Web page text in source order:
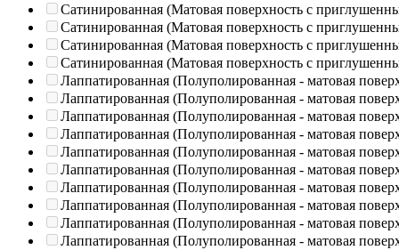
Сатинированная (Матовая поверхность с
Сатинированная (Матовая поверхность с
Сатинированная (Матовая поверхность с
Сатинированная (Матовая поверхность с
Лаппатированная (Полуполированная - матовая
Лаппатированная (Полуполированная - матовая
Лаппатированная (Полуполированная - матовая
Лаппатированная (Полуполированная - матовая
Лаппатированная (Полуполированная - матовая
Лаппатированная (Полуполированная - матовая
Лаппатированная (Полуполированная - матовая
Лаппатированная (Полуполированная - матовая
Лаппатированная (Полуполированная - матовая
Лаппатированная (Полуполированная - матовая